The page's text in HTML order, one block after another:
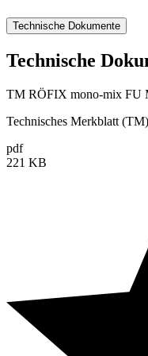
Technische Dokumente
Technische
TM RÖFIX mono-mix FU
Technisches Merkblatt (TM)
pdf
221 KB